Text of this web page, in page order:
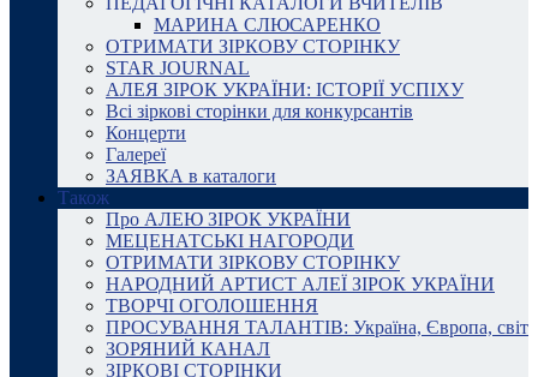
МАРИНА СЛЮСАРЕНКО
ОТРИМАТИ ЗІРКОВУ СТОРІНКУ
STAR JOURNAL
АЛЕЯ ЗІРОК УКРАЇНИ: ІСТОРІЇ УСПІХУ
Всі зіркові сторінки для конкурсантів
Концерти
Галереї
ЗАЯВКА в каталоги
Також
Про АЛЕЮ ЗІРОК УКРАЇНИ
МЕЦЕНАТСЬКІ НАГОРОДИ
ОТРИМАТИ ЗІРКОВУ СТОРІНКУ
НАРОДНИЙ АРТИСТ АЛЕЇ ЗІРОК УКРАЇНИ
ТВОРЧІ ОГОЛОШЕННЯ
ПРОСУВАННЯ ТАЛАНТІВ: Україна, Європа, світ
ЗОРЯНИЙ КАНАЛ
ЗІРКОВІ СТОРІНКИ